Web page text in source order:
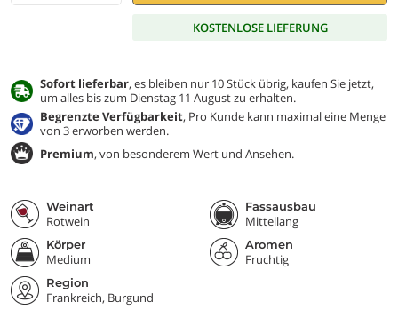
KOSTENLOSE LIEFERUNG
Sofort lieferbar, es bleiben nur 10 Stück übrig, kaufen Sie jetzt,
um alles bis zum Dienstag 11 August zu erhalten.
Begrenzte Verfügbarkeit, Pro Kunde kann maximal eine Menge
von 3 erworben werden.
Premium, von besonderem Wert und Ansehen.
Weinart
Rotwein
Fassausbau
Mittellang
Körper
Medium
Aromen
Fruchtig
Region
Frankreich, Burgund